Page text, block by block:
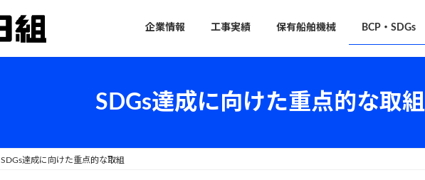
企業情報 工事実績 保有船舶機械 BCP・SDGs
SDGs達成に向けた重点的な取組
SDGs達成に向けた重点的な取組